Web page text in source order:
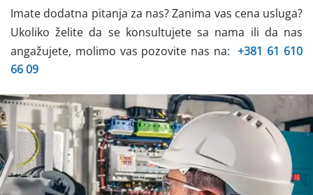
Imate dodatna pitanja za nas? Zanima vas cena usluga?
Ukoliko želite da se konsultujete sa nama ili da nas
angažujete, molimo vas pozovite nas na: +381 61 610
66 09